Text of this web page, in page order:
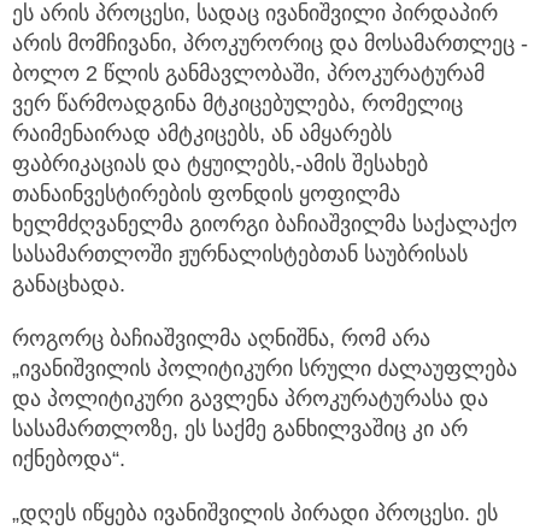
ეს არის პროცესი, სადაც ივანიშვილი პირდაპირ
არის მომჩივანი, პროკურორიც და მოსამართლეც -
ბოლო 2 წლის განმავლობაში, პროკურატურამ
ვერ წარმოადგინა მტკიცებულება, რომელიც
რაიმენაირად ამტკიცებს, ან ამყარებს
ფაბრიკაციას და ტყუილებს,-ამის შესახებ
თანაინვესტირების ფონდის ყოფილმა
ხელმძღვანელმა გიორგი ბაჩიაშვილმა საქალაქო
სასამართლოში ჟურნალისტებთან საუბრისას
განაცხადა.
როგორც ბაჩიაშვილმა აღნიშნა, რომ არა
„ივანიშვილის პოლიტიკური სრული ძალაუფლება
და პოლიტიკური გავლენა პროკურატურასა და
სასამართლოზე, ეს საქმე განხილვაშიც კი არ
იქნებოდა“.
„დღეს იწყება ივანიშვილის პირადი პროცესი. ეს